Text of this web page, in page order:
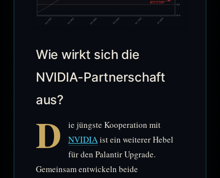
Wie wirkt sich die
NVIDIA-Partnerschaft
aus?
D
ie jüngste Kooperation mit
NVIDIAist ein weiterer Hebel
für den Palantir Upgrade.
Gemeinsam entwickeln beide